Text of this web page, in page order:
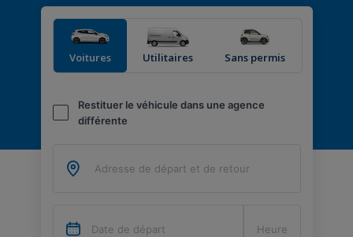
Voitures Utilitaires Sans permis
Restituer le véhicule dans une agence
différente